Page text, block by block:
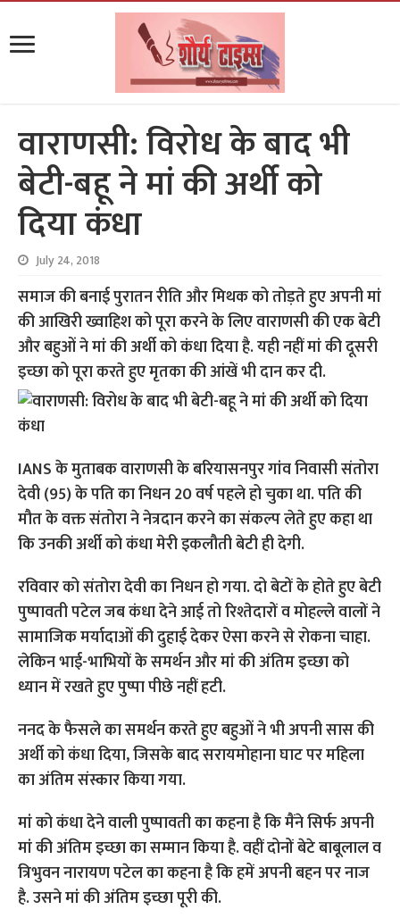
वाराणसी: विरोध के बाद भी
बेटी-बहू ने मां की अर्थी को
दिया कंधा
July 24, 2018
समाज की बनाई पुरातन रीति और मिथक को तोड़ते हुए अपनी मां
की आखिरी ख्वाहिश को पूरा करने के लिए वाराणसी की एक बेटी
और बहुओं ने मां की अर्थी को कंधा दिया है. यही नहीं मां की दूसरी
इच्छा को पूरा करते हुए मृतका की आंखें भी दान कर दी.
IANS के मुताबक वाराणसी के बरियासनपुर गांव निवासी संतोरा
देवी (95) के पति का निधन 20 वर्ष पहले हो चुका था. पति की
मौत के वक्त संतोरा ने नेत्रदान करने का संकल्प लेते हुए कहा था
कि उनकी अर्थी को कंधा मेरी इकलौती बेटी ही देगी.
रविवार को संतोरा देवी का निधन हो गया. दो बेटों के होते हुए बेटी
पुष्पावती पटेल जब कंधा देने आई तो रिश्तेदारों व मोहल्ले वालों ने
सामाजिक मर्यादाओं की दुहाई देकर ऐसा करने से रोकना चाहा.
लेकिन भाई-भाभियों के समर्थन और मां की अंतिम इच्छा को
ध्यान में रखते हुए पुष्पा पीछे नहीं हटी.
ननद के फैसले का समर्थन करते हुए बहुओं ने भी अपनी सास की
अर्थी को कंधा दिया, जिसके बाद सरायमोहाना घाट पर महिला
का अंतिम संस्कार किया गया.
मां को कंधा देने वाली पुष्पावती का कहना है कि मैंने सिर्फ अपनी
मां की अंतिम इच्छा का सम्मान किया है. वहीं दोनों बेटे बाबूलाल व
त्रिभुवन नारायण पटेल का कहना है कि हमें अपनी बहन पर नाज
है. उसने मां की अंतिम इच्छा पूरी की.